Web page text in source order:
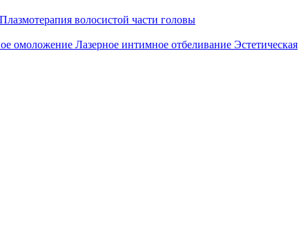
Плазмотерапия волосистой части головы
омоложение Лазерное интимное отбеливание Эстетическая